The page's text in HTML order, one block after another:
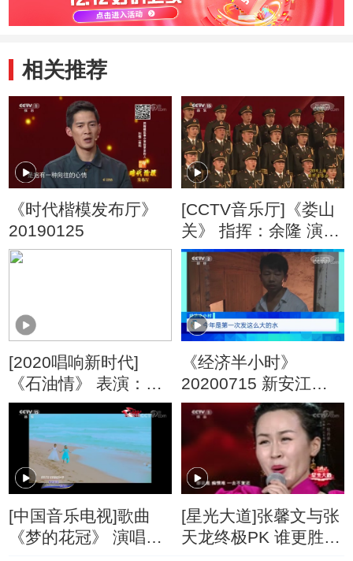
相关推荐
《时代楷模发布厅》
20190125
[CCTV音乐厅]《娄山
关》 指挥：余隆 演
奏：上海交响乐团
[2020唱响新时代]
《石油情》 表演：何
文岭 曹芳 栾海滨 张
馨文
《经济半小时》
20200715 新安江水
库泄洪背后的故事
[中国音乐电视]歌曲
《梦的花冠》 演唱：
[星光大道]张馨文与张
天龙终极PK 谁更胜一